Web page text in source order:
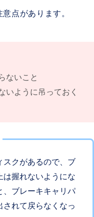
点があります。
ないこと
いように吊っておく
スクがあるので、ブ
は握れないようにな
、ブレーキキャリパ
れて戻らなくなっ